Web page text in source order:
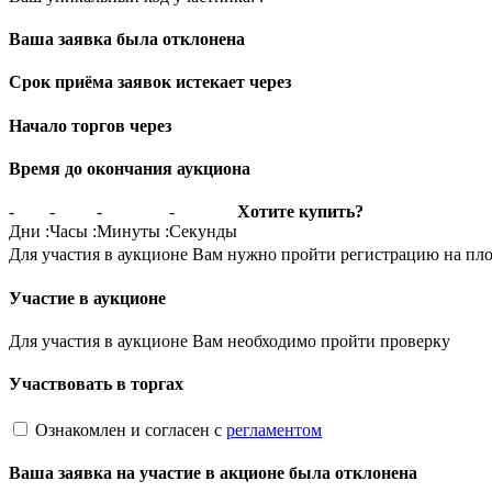
Ваша заявка была отклонена
Срок приёма заявок истекает через
Начало торгов через
Время до окончания аукциона
-
Дни :
-
Часы :
-
Минуты :
-
Секунды
Хотите купить?
Для участия в аукционе Вам нужно пройти регистрацию на
Участие в аукционе
Для участия в аукционе Вам необходимо пройти проверку
Участвовать в торгах
Ознакомлен и согласен с регламентом
Ваша заявка на участие в акционе была отклонена